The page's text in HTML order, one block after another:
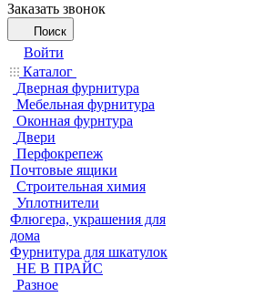
Заказать звонок
Поиск
Войти
Каталог
Дверная фурнитура
Мебельная фурнитура
Оконная фурнтура
Двери
Перфокрепеж
Почтовые ящики
Строительная химия
Уплотнители
Флюгера, украшения для
дома
Фурнитура для шкатулок
НЕ В ПРАЙС
Разное